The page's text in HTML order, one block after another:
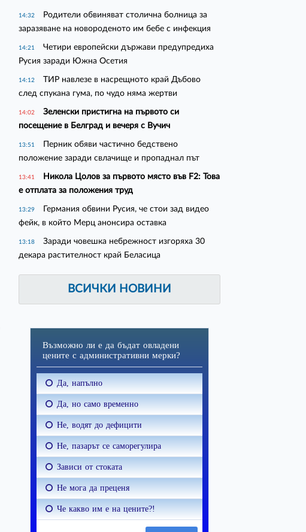
14:32
Родители обвиняват столична болница за
заразяване на новороденото им бебе с инфекция
14:21
Четири европейски държави предупредиха
Русия заради Южна Осетия
14:12
ТИР навлезе в насрещното край Дъбово
след спукана гума, по чудо няма жертви
14:02
Зеленски пристигна на първото си
посещение в Белград и вечеря с Вучич
13:51
Перник обяви частично бедствено
положение заради свлачище и пропаднал път
13:41
Никола Цолов за първото място във F2: Това
е отплата за положения труд
13:29
Германия обвини Русия, че стои зад видео
фейк, в който Мерц анонсира оставка
13:18
Заради човешка небрежност изгоряха 30
декара растителност край Беласица
ВСИЧКИ НОВИНИ